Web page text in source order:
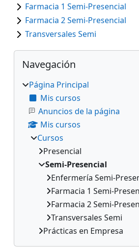
Farmacia 1 Semi-Presencial
Farmacia 2 Semi-Presencial
Transversales Semi
Bloques
Salta Navegación
Navegación
Página Principal
Mis cursos
Anuncios de la página
Mis cursos
Cursos
Presencial
Semi-Presencial
Enfermería Semi-
Farmacia 1 Semi-
Farmacia 2 Semi-
Transversales Semi
Prácticas en Empresa